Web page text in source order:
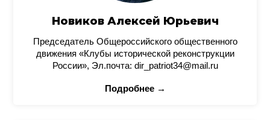
Новиков Алексей Юрьевич
Председатель Общероссийского общественного
движения «Клубы исторической реконструкции
России», Эл.почта: dir_patriot34@mail.ru
Подробнее →